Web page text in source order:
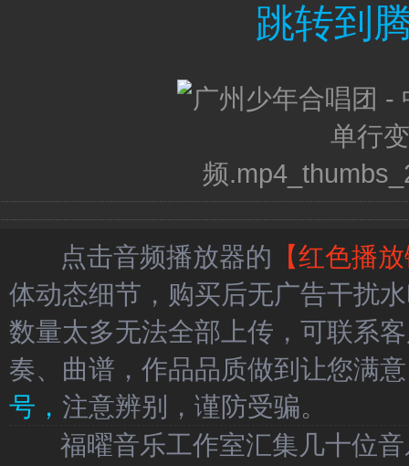
跳转到
点击音频播放器的 【红色播
体动态细节，购买后无广告干扰
数量太多无法全部上传，可联系
奏、曲谱，作品品质做到让您满
号， 注意辨别，谨防受骗。
福曜音乐工作室汇集几十位音